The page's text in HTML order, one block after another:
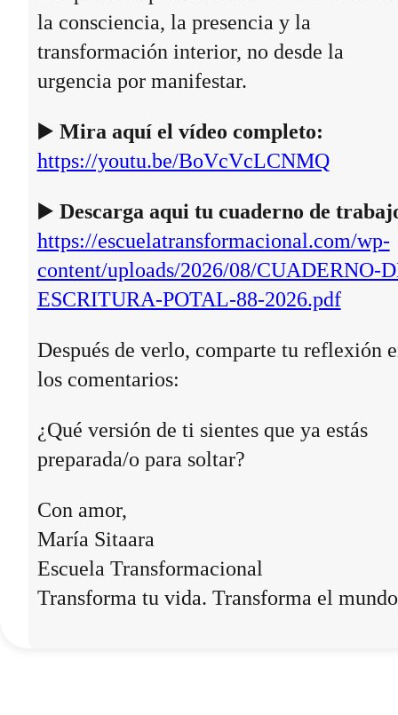
la consciencia, la presencia y la
transformación interior, no desde la
urgencia por manifestar.
▶️ Mira aquí el vídeo completo:
https://youtu.be/BoVcVcLCNMQ
▶️ Descarga aqui tu cuaderno de
https://escuelatransformacional.com/wp-
content/uploads/2026/08/CUADERNO-
ESCRITURA-POTAL-88-2026.pdf
Después de verlo, comparte tu reflexión
los comentarios:
¿Qué versión de ti sientes que ya estás
preparada/o para soltar?
Con amor,
María Sitaara
Escuela Transformacional
Transforma tu vida. Transforma el